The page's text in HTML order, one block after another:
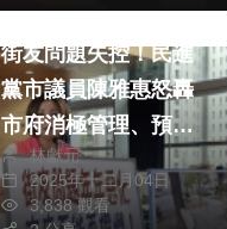
政治 生活
街友問題失控！民進
黨市議員陳雅惠怒轟
市府消極管理、預算
不透明
林獻元
2025年十二月04日
3,838 觀看